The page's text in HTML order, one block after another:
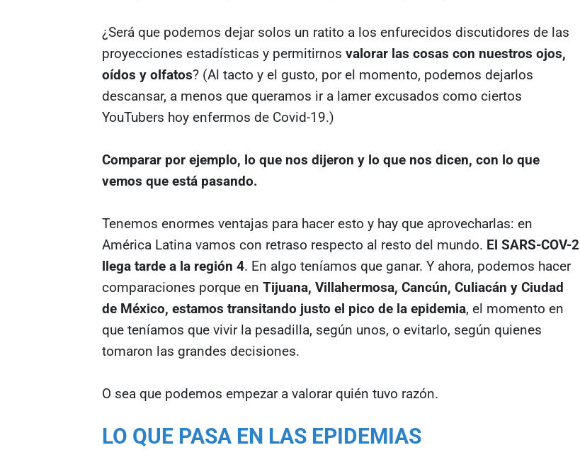
¿Será que podemos dejar solos un ratito a los enfurecidos discutidores de las
proyecciones estadísticas y permitirnos valorar las cosas con nuestros ojos,
oídos y olfatos? (Al tacto y el gusto, por el momento, podemos dejarlos
descansar, a menos que queramos ir a lamer excusados como ciertos
YouTubers hoy enfermos de Covid-19.)
Comparar por ejemplo, lo que nos dijeron y lo que nos dicen, con lo que
vemos que está pasando.
Tenemos enormes ventajas para hacer esto y hay que aprovecharlas: en
América Latina vamos con retraso respecto al resto del mundo. El SARS-COV-2
llega tarde a la región 4. En algo teníamos que ganar. Y ahora, podemos hacer
comparaciones porque en Tijuana, Villahermosa, Cancún, Culiacán y Ciudad
de México, estamos transitando justo el pico de la epidemia, el momento en
que teníamos que vivir la pesadilla, según unos, o evitarlo, según quienes
tomaron las grandes decisiones.
O sea que podemos empezar a valorar quién tuvo razón.
LO QUE PASA EN LAS EPIDEMIAS